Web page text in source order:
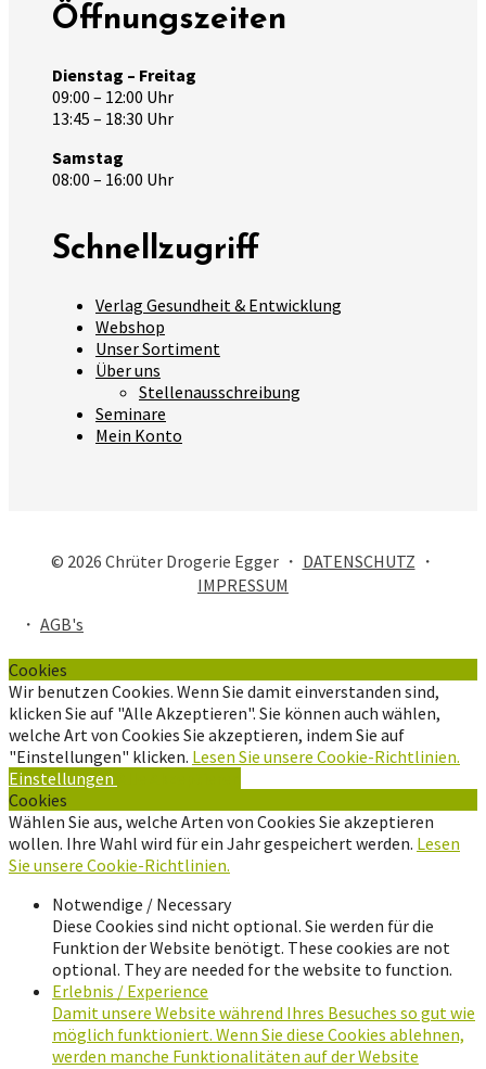
Öffnungszeiten
Dienstag – Freitag
09:00 – 12:00 Uhr
13:45 – 18:30 Uhr
Samstag
08:00 – 16:00 Uhr
Schnellzugriff
Verlag Gesundheit & Entwicklung
Webshop
Unser Sortiment
Über uns
Stellenausschreibung
Seminare
Mein Konto
© 2026 Chrüter Drogerie Egger ・ DATENSCHUTZ ・
IMPRESSUM
・ AGB's
Cookies
Wir benutzen Cookies. Wenn Sie damit einverstanden sind,
klicken Sie auf "Alle Akzeptieren". Sie können auch wählen,
welche Art von Cookies Sie akzeptieren, indem Sie auf
"Einstellungen" klicken. Lesen Sie unsere Cookie-Richtlinien.
Einstellungen
Cookies
Wählen Sie aus, welche Arten von Cookies Sie akzeptieren
wollen. Ihre Wahl wird für ein Jahr gespeichert werden. Lesen
Sie unsere Cookie-Richtlinien.
Notwendige / Necessary
Diese Cookies sind nicht optional. Sie werden für die
Funktion der Website benötigt. These cookies are not
optional. They are needed for the website to function.
Erlebnis / Experience
Damit unsere Website während Ihres Besuches so gut wie
möglich funktioniert. Wenn Sie diese Cookies ablehnen,
werden manche Funktionalitäten auf der Website